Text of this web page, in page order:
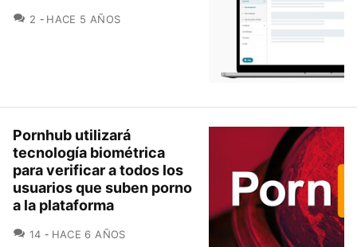
2 COMENTARIOS
HACE 5 AÑOS
Pornhub utilizará
tecnología biométrica
para verificar a todos los
usuarios que suben porno
a la plataforma
14 COMENTARIOS
HACE 6 AÑOS